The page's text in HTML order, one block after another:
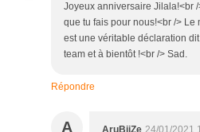
Joyeux anniversaire Jilala!<br
que tu fais pour nous!<br /> Le
est une véritable déclaration
team et à bientôt !<br /> Sad.
Répondre
A AruBiiZe 24/01/2021